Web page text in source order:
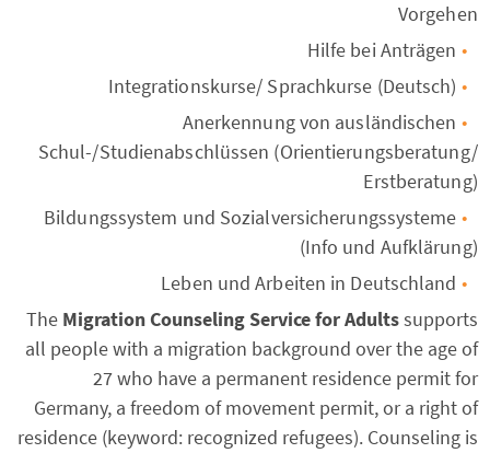
Vorgehen
Hilfe bei Anträgen
Integrationskurse/ Sprachkurse (Deutsch)
Anerkennung von ausländischen
Schul-/Studienabschlüssen (Orientierungsberatung/
Erstberatung)
Bildungssystem und Sozialversicherungssysteme
(Info und Aufklärung)
Leben und Arbeiten in Deutschland
The Migration Counseling Service for Adultssupports
all people with a migration background over the age of
27 who have a permanent residence permit for
Germany, a freedom of movement permit, or a right of
residence (keyword: recognized refugees). Counseling is